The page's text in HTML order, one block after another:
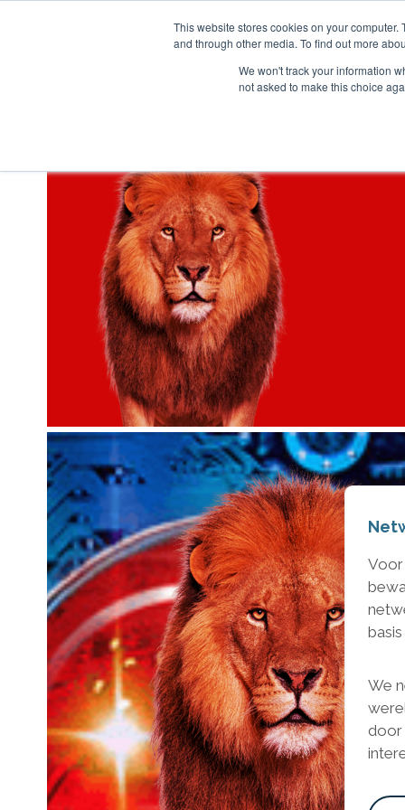
This website stores cookies on your
and through other media. To find out more
We won't track your information
not asked to make this choice
We
door